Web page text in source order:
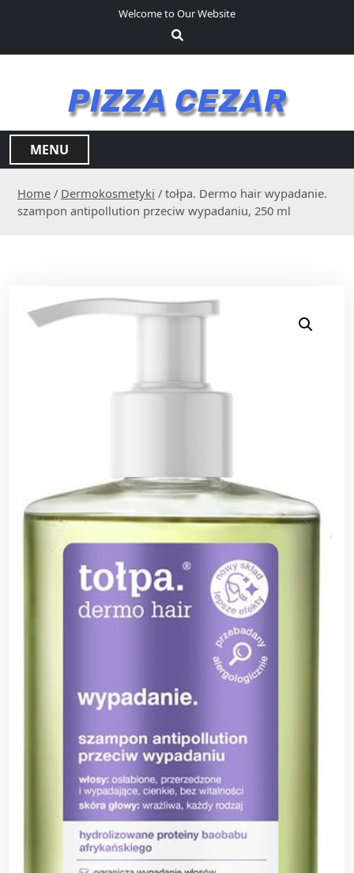
Welcome to Our Website
PIZZA CEZAR
MENU
Home / Dermokosmetyki / tołpa. Dermo hair wypadanie.
szampon antipollution przeciw wypadaniu, 250 ml